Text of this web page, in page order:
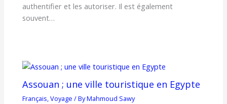
authentifier et les autoriser. Il est également
souvent…
Assouan ; une ville touristique en Egypte
Français,Voyage / ByMahmoud Sawy